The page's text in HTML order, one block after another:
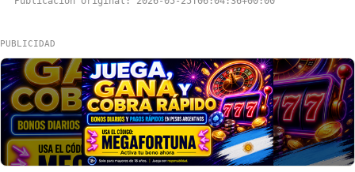
PUBLICIDAD